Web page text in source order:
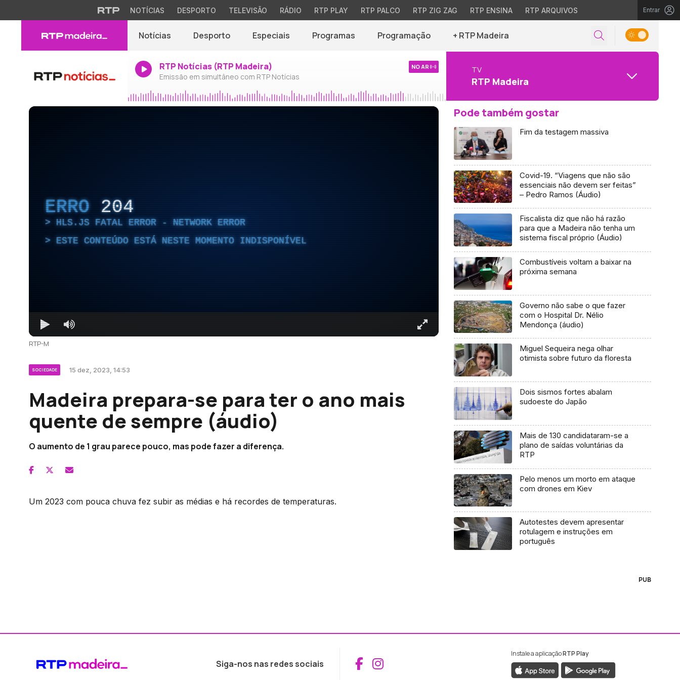
NOTÍCIAS DESPORTO TELEVISÃO RÁDIO RTP PLAY RTP PALCO RTP ZIG ZAG RTP ENSINA RTP ARQUIVOS Entrar
Notícias Desporto Especiais Programas Programação + RTP Madeira
RTP Notícias (RTP Madeira)
Emissão em simultâneo com RTP Notícias
NO AR TV
RTP Madeira
ERRO 204
HLS.JS FATAL ERROR - NETWORK ERROR
ESTE CONTEÚDO ESTÁ NESTE MOMENTO INDISPONÍVEL
RTP-M
SOCIEDADE 15 dez, 2023, 14:53
Madeira prepara-se para ter o ano mais
quente de sempre (áudio)
O aumento de 1 grau parece pouco, mas pode fazer a diferença.
Um 2023 com pouca chuva fez subir as médias e há recordes de temperaturas.
Pode também gostar
Fim da testagem massiva
Covid-19. “Viagens que não são
essenciais não devem ser feitas”
– Pedro Ramos (Áudio)
Fiscalista diz que não há razão
para que a Madeira não tenha um
sistema fiscal próprio (Áudio)
Combustíveis voltam a baixar na
próxima semana
Governo não sabe o que fazer
com o Hospital Dr. Nélio
Mendonça (áudio)
Miguel Sequeira nega olhar
otimista sobre futuro da floresta
Dois sismos fortes abalam
sudoeste do Japão
Mais de 130 candidataram-se a
plano de saídas voluntárias da
RTP
Pelo menos um morto em ataque
com drones em Kiev
Autotestes devem apresentar
rotulagem e instruções em
português
PUB
Siga-nos nas redes sociais Aceder ao Facebook da RTP Madeira
Aceder ao Instagram da RTP Madeira
Instale a aplicaçãoRTP Play